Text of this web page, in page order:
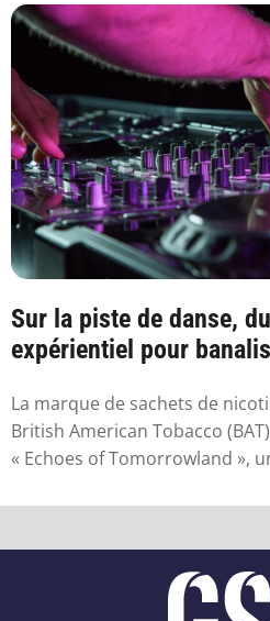
Sur la piste de danse,
expérientiel pour
La marque de sachets de
British American Tobacco
« Echoes of Tomorrowland »,